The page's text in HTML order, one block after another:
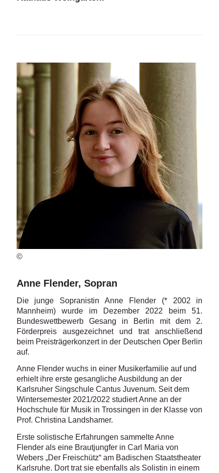
©
Anne Flender, Sopran
Die junge Sopranistin Anne Flender (* 2002 in
Mannheim) wurde im Dezember 2022 beim 51.
Bundeswettbewerb Gesang in Berlin mit dem 2.
Förderpreis ausgezeichnet und trat anschließend
beim Preisträgerkonzert in der Deutschen Oper Berlin
auf.
Anne Flender wuchs in einer Musikerfamilie auf und
erhielt ihre erste gesangliche Ausbildung an der
Karlsruher Singschule Cantus Juvenum. Seit dem
Wintersemester 2021/2022 studiert Anne an der
Hochschule für Musik in Trossingen in der Klasse von
Prof. Christina Landshamer.
Erste solistische Erfahrungen sammelte Anne
Flender als eine Brautjungfer in Carl Maria von
Webers „Der Freischütz“ am Badischen Staatstheater
Karlsruhe. Dort trat sie ebenfalls als Solistin in einem